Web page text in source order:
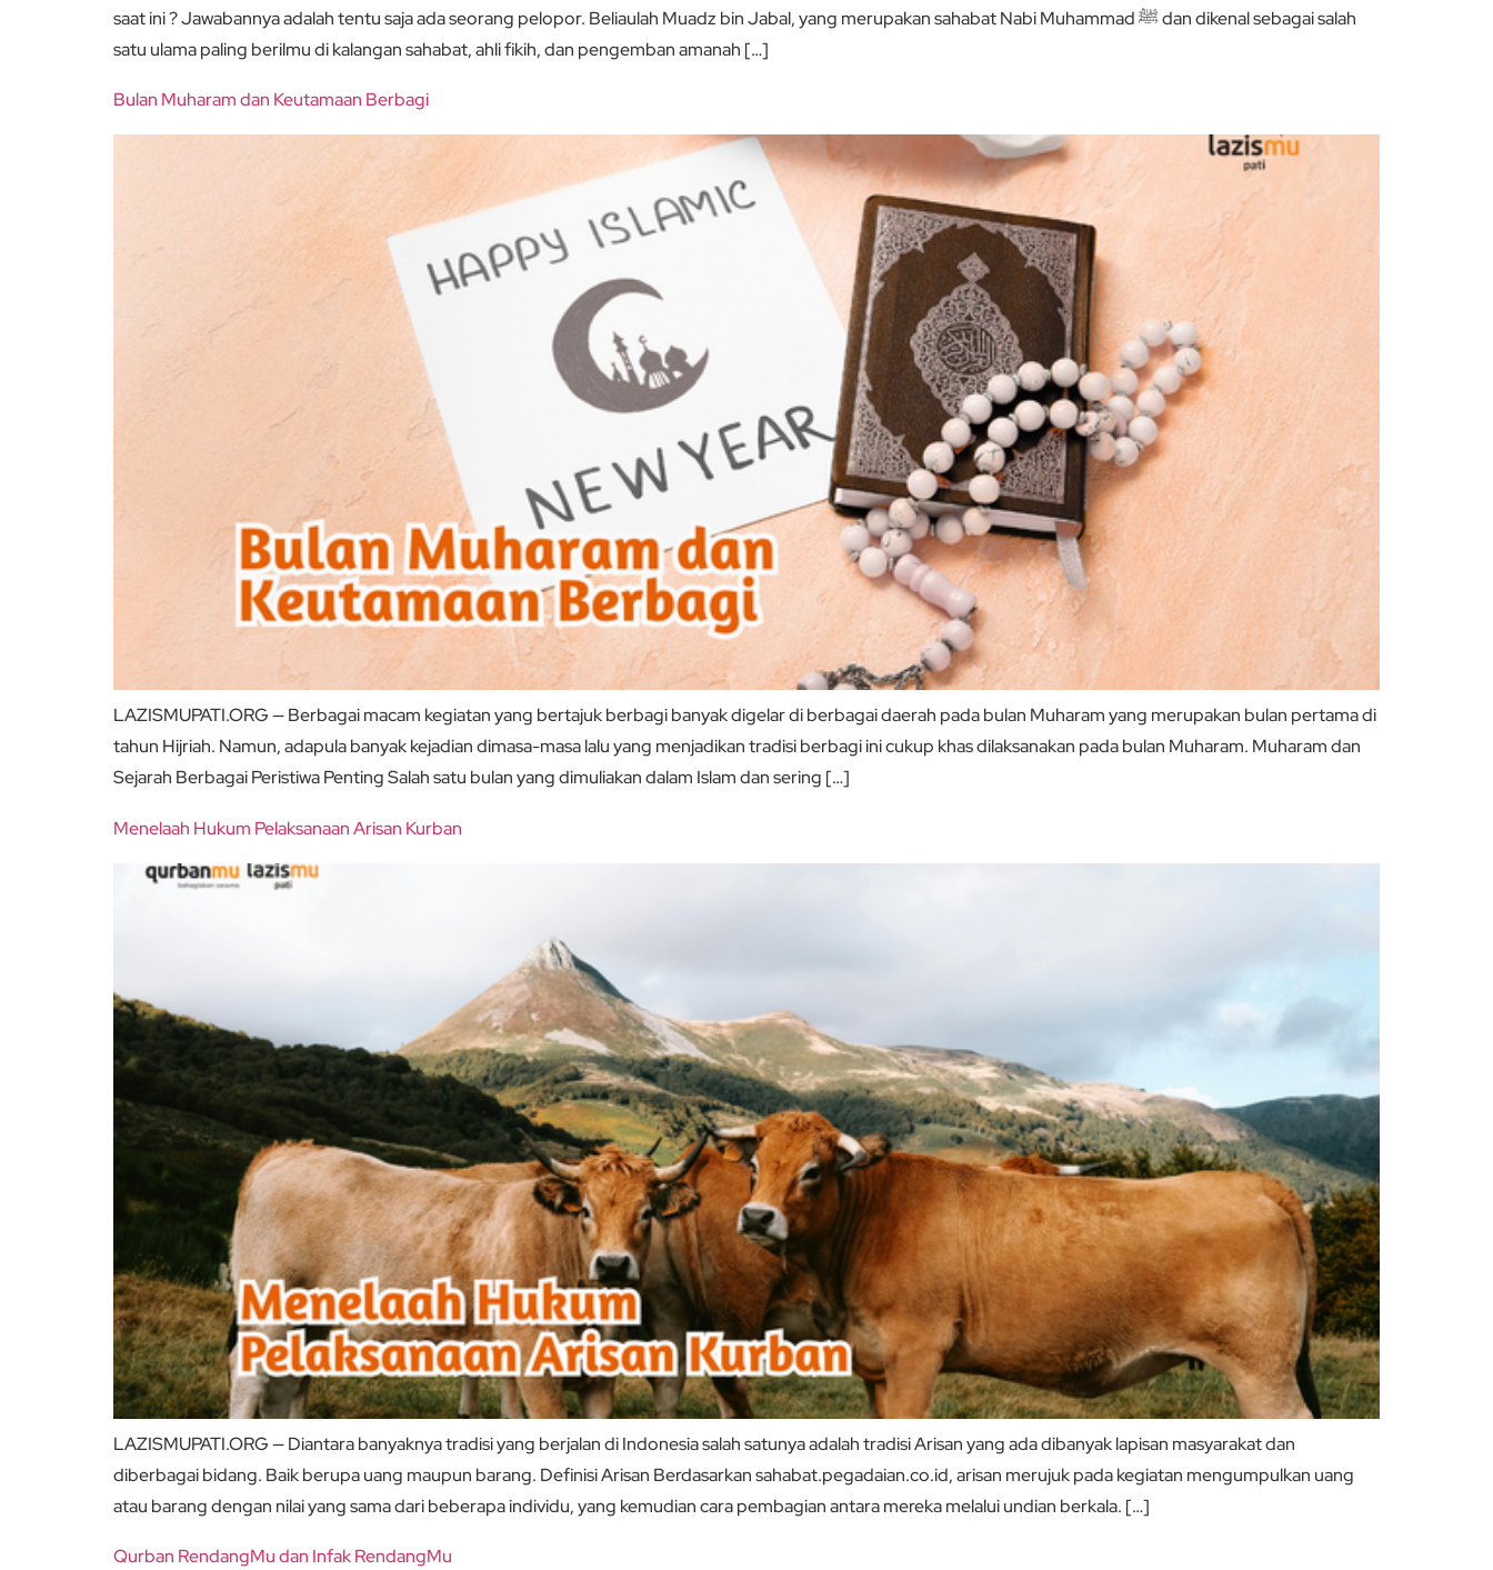
saat ini ? Jawabannya adalah tentu saja ada seorang pelopor. Beliaulah Muadz bin Jabal, yang merupakan sahabat Nabi Muhammad ﷺ dan dikenal sebagai salah
satu ulama paling berilmu di kalangan sahabat, ahli fikih, dan pengemban amanah […]
Bulan Muharam dan Keutamaan Berbagi
LAZISMUPATI.ORG — Berbagai macam kegiatan yang bertajuk berbagi banyak digelar di berbagai daerah pada bulan Muharam yang merupakan bulan pertama di
tahun Hijriah. Namun, adapula banyak kejadian dimasa-masa lalu yang menjadikan tradisi berbagi ini cukup khas dilaksanakan pada bulan Muharam. Muharam dan
Sejarah Berbagai Peristiwa Penting Salah satu bulan yang dimuliakan dalam Islam dan sering […]
Menelaah Hukum Pelaksanaan Arisan Kurban
LAZISMUPATI.ORG — Diantara banyaknya tradisi yang berjalan di Indonesia salah satunya adalah tradisi Arisan yang ada dibanyak lapisan masyarakat dan
diberbagai bidang. Baik berupa uang maupun barang. Definisi Arisan Berdasarkan sahabat.pegadaian.co.id, arisan merujuk pada kegiatan mengumpulkan uang
atau barang dengan nilai yang sama dari beberapa individu, yang kemudian cara pembagian antara mereka melalui undian berkala. […]
Qurban RendangMu dan Infak RendangMu